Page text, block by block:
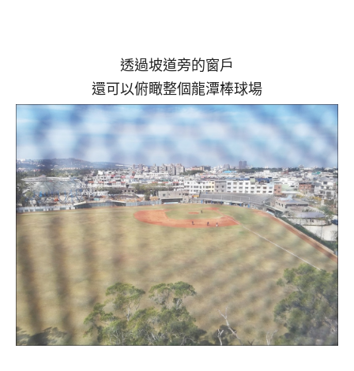
透過坡道旁的窗戶
還可以俯瞰整個龍潭棒球場